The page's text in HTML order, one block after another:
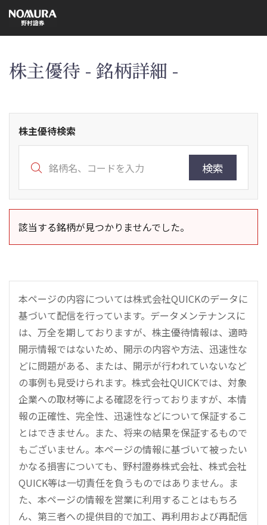
の
ー
株主優待 - 銘柄詳細 -
株主優待検索
検索
該当する銘柄が見つかりませんでした。
本ページの内容については株式会社QUICKのデータに
基づいて配信を行っています。データメンテナンスに
は、万全を期しておりますが、株主優待情報は、適時
開示情報ではないため、開示の内容や方法、迅速性な
どに問題がある、または、開示が行われていないなど
の事例も見受けられます。株式会社QUICKでは、対象
企業への取材等による確認を行っておりますが、本情
報の正確性、完全性、迅速性などについて保証するこ
とはできません。また、将来の結果を保証するもので
もございません。本ページの情報に基づいて被ったい
かなる損害についても、野村證券株式会社、株式会社
QUICK等は一切責任を負うものではありません。ま
た、本ページの情報を営業に利用することはもちろ
ん、第三者への提供目的で加工、再利用および再配信